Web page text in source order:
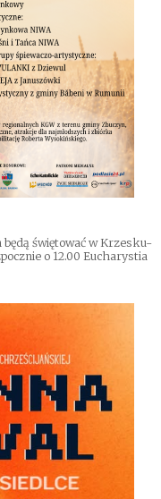
świętować w Krzesku-
o 12.00 Eucharystia